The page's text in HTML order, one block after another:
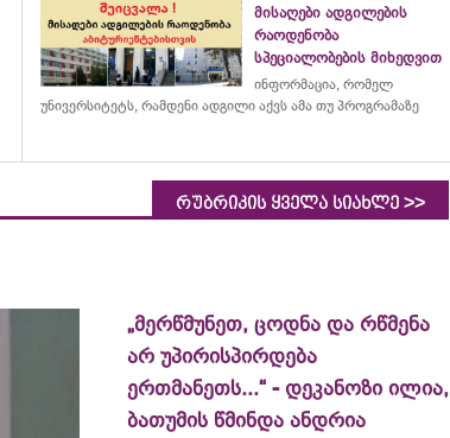
მისაღები ადგილების
რაოდენობა
სპეციალობების მიხედვით
ინფორმაცია, რომელ
უნივერსიტეტს, რამდენი ადგილი აქვს ამა თუ პროგრამაზე
რუბრიკის ყველა სიახლე >>
„მერწმუნეთ, ცოდნა და რწმენა
არ უპირისპირდება
ერთმანეთს...“ - დეკანოზი ილია,
ბათუმის წმინდა ანდრია